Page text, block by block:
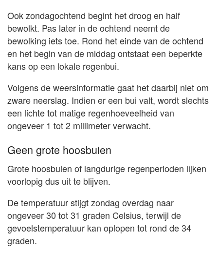
Ook zondagochtend begint het droog en half
bewolkt. Pas later in de ochtend neemt de
bewolking iets toe. Rond het einde van de ochtend
en het begin van de middag ontstaat een beperkte
kans op een lokale regenbui.
Volgens de weersinformatie gaat het daarbij niet om
zware neerslag. Indien er een bui valt, wordt slechts
een lichte tot matige regenhoeveelheid van
ongeveer 1 tot 2 millimeter verwacht.
Geen grote hoosbuien
Grote hoosbuien of langdurige regenperioden lijken
voorlopig dus uit te blijven.
De temperatuur stijgt zondag overdag naar
ongeveer 30 tot 31 graden Celsius, terwijl de
gevoelstemperatuur kan oplopen tot rond de 34
graden.